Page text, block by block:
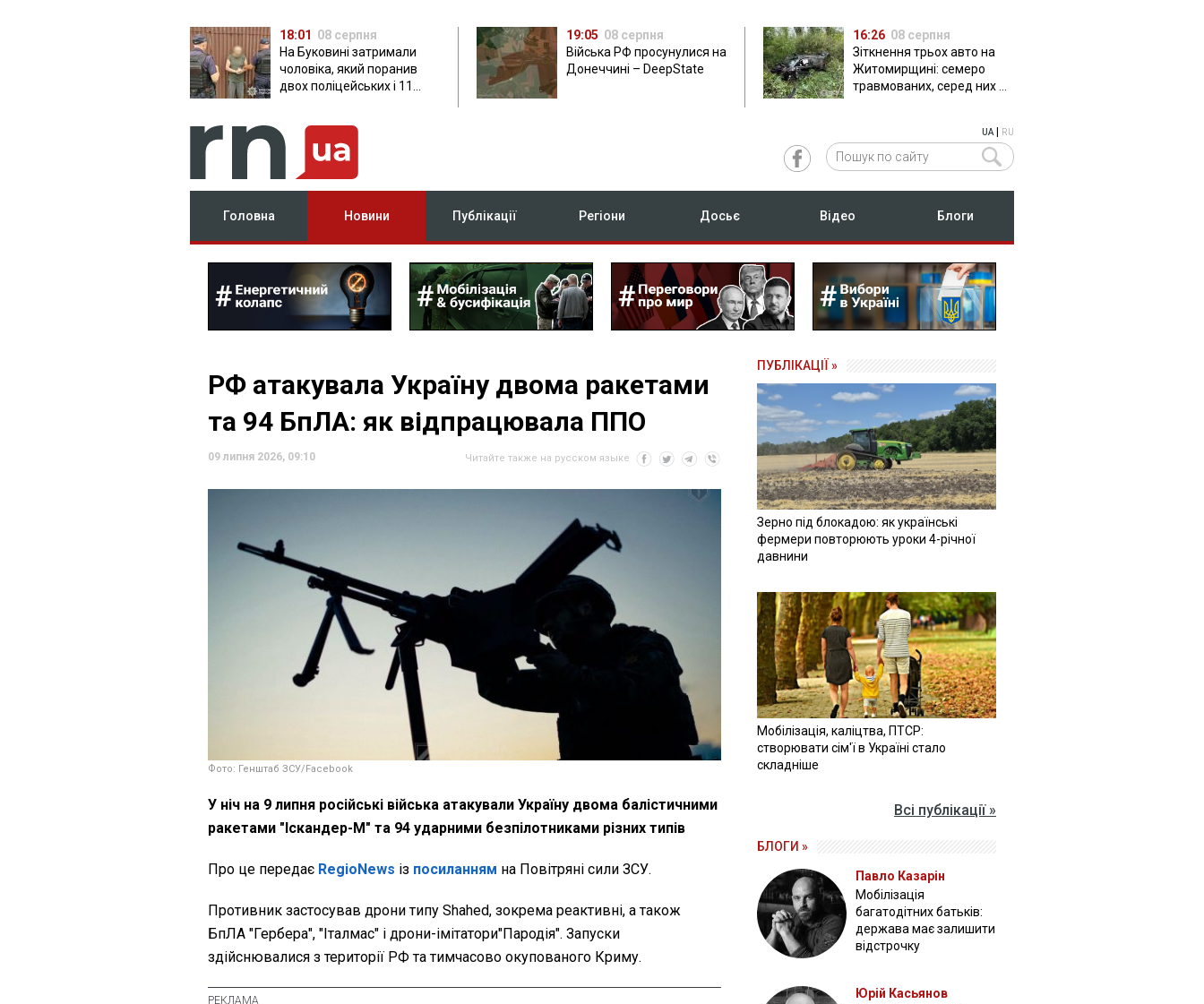
18:01 08 серпня
На Буковині затримали
чоловіка, який поранив
двох поліцейських і 11
19:05 08 серпня
Війська РФ просунулися на
Донеччині – DeepState
16:26 08 серпня
Зіткнення трьох авто на
Житомирщині: семеро
травмованих, серед них –
UA| RU
Головна Новини Публікації Регіони Досьє Відео Блоги
РФ атакувала Україну двома ракетами
та 94 БпЛА: як відпрацювала ППО
09 липня 2026, 09:10 Читайте также на русском языке
Фото: Генштаб ЗСУ/Facebook
У ніч на 9 липня російські війська атакували Україну двома балістичними
ракетами "Іскандер-М" та 94 ударними безпілотниками різних типів
Про це передає RegioNews із посиланням на Повітряні сили ЗСУ.
Противник застосував дрони типу Shahed, зокрема реактивні, а також
БпЛА "Гербера", "Італмас" і дрони-імітатори"Пародія". Запуски
здійснювалися з території РФ та тимчасово окупованого Криму.
ПУБЛІКАЦІЇ »
Зерно під блокадою: як українські
фермери повторюють уроки 4-річної
давнини
Мобілізація, каліцтва, ПТСР:
створювати сім'ї в Україні стало
складніше
Всі публікації »
БЛОГИ »
Павло Казарін
Мобілізація
багатодітних батьків:
держава має залишити
відстрочку
Юрій Касьянов